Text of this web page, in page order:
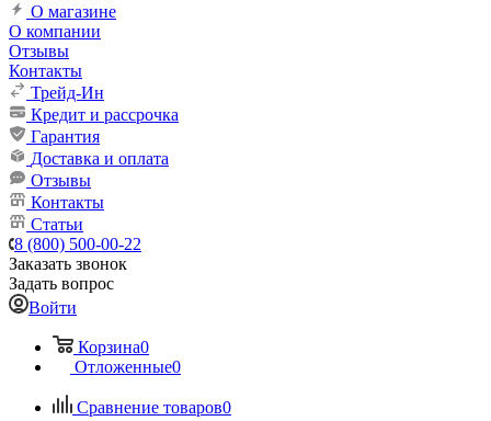
О магазине
О компании
Отзывы
Контакты
Трейд-Ин
Кредит и рассрочка
Гарантия
Доставка и оплата
Отзывы
Контакты
Статьи
8 (800) 500-00-22
Заказать звонок
Задать вопрос
Войти
Корзина0
Отложенные0
Сравнение товаров0